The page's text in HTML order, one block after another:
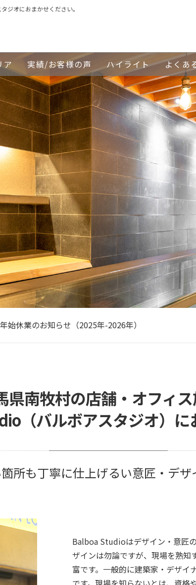
ジオにおまかせください。
ア 実績/お客様の声 ハイライト よくあ
で信頼できる店舗の設計業者を選ぶためのポイント
休業期間のお知らせ（2026年）
始休業のお知らせ（2025年-2026年）
の休業期間のお知らせ（2026年）
県南牧村の店舗・オフィ
（バルボアスタジオ）に
所も丁寧に仕上げるい意匠・デザ
Balboa Studioはデザイン・意匠
ザインは勿論ですが、現場を熟知
富です。一般的に建築家・デザイ